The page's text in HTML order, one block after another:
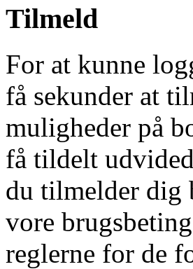
Tilmeld
For at kunne
få sekunder at
muligheder på
få tildelt
du tilmelder dig
vore
reglerne for de